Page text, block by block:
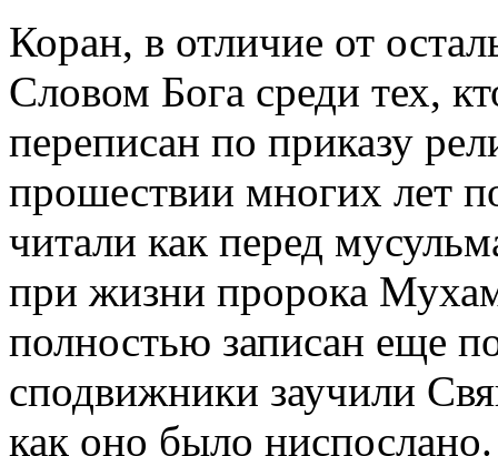
Коран, в отличие от
Словом Бога среди тех,
переписан по приказу
прошествии многих лет
читали как перед
при жизни пророка
полностью записан еще
сподвижники заучили
как оно было